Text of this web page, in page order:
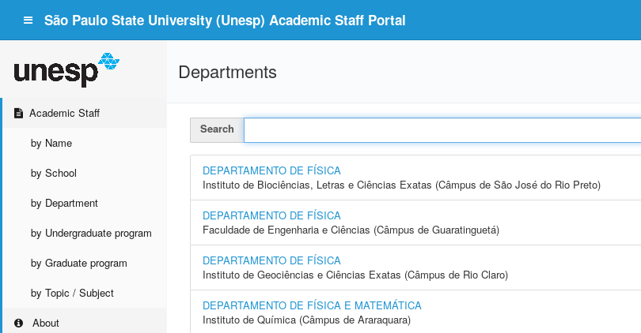
São Paulo State University (Unesp) Academic Staff Portal
Academic Staff
by Name
by School
by Department
by Undergraduate program
by Graduate program
by Topic / Subject
About
Departments
Search
DEPARTAMENTO DE FÍSICA
Instituto de Biociências, Letras e Ciências Exatas (Câmpus de São José do Rio Preto)
DEPARTAMENTO DE FÍSICA
Faculdade de Engenharia e Ciências (Câmpus de Guaratinguetá)
DEPARTAMENTO DE FÍSICA
Instituto de Geociências e Ciências Exatas (Câmpus de Rio Claro)
DEPARTAMENTO DE FÍSICA E MATEMÁTICA
Instituto de Química (Câmpus de Araraquara)